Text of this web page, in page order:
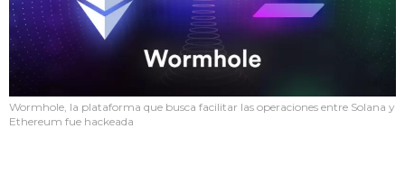
Wormhole, la plataforma que busca facilitar las operaciones entre Solana y
Ethereum fue hackeada